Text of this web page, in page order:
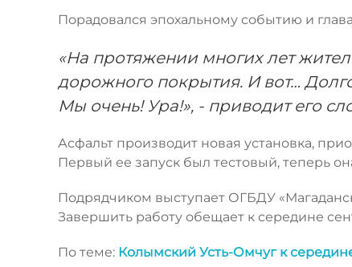
Порадовался эпохальному событию и
«На протяжении многих лет
дорожного покрытия. И вот…
Мы очень! Ура!», - приводит его
Асфальт производит новая установка,
Первый ее запуск был тестовый, теперь
Подрядчиком выступает ОГБДУ
Завершить работу обещает к середине
По теме: Колымский Усть-Омчуг к